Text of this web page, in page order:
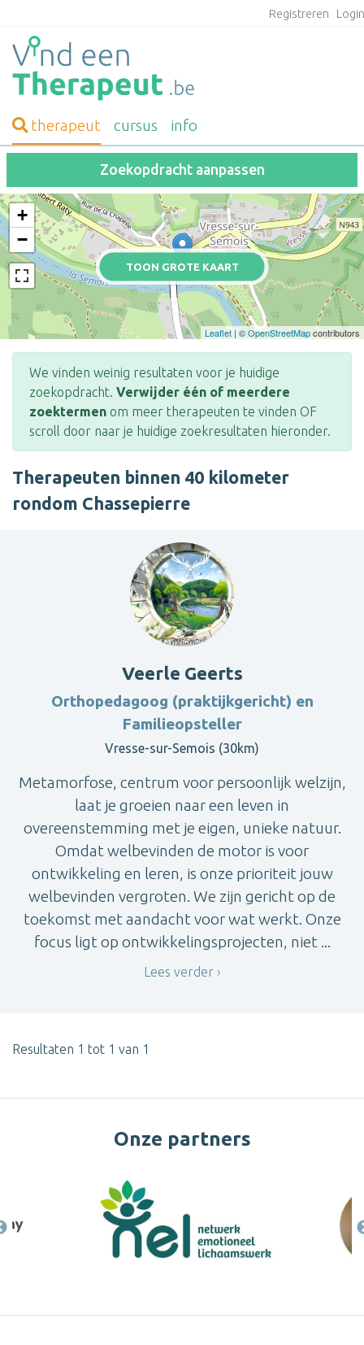
Registreren
therapeut cursus info
Zoekopdracht aanpassen
TOON GROTE KAART
+
−
Leaflet | ©OpenStreetMapcontributors
We vinden weinig resultaten voor je huidige
zoekopdracht. Verwijder één of meerdere
zoektermen om meer therapeuten te vinden OF
scroll door naar je huidige zoekresultaten hieronder.
Therapeuten binnen 40 kilometer
rondom Chassepierre
Veerle Geerts
Orthopedagoog (praktijkgericht) en
Familieopsteller
Vresse-sur-Semois (30km)
Metamorfose, centrum voor persoonlijk welzijn,
laat je groeien naar een leven in
overeenstemming met je eigen, unieke natuur.
Omdat welbevinden de motor is voor
ontwikkeling en leren, is onze prioriteit jouw
welbevinden vergroten. We zijn gericht op de
toekomst met aandacht voor wat werkt. Onze
focus ligt op ontwikkelingsprojecten, niet ...
Lees verder
Resultaten 1 tot 1 van 1
Onze partners